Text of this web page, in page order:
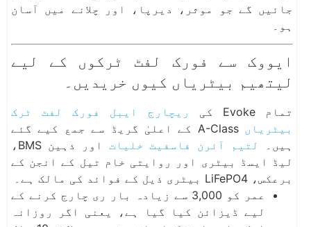
جائیں گے جو موثر، دیرپا، اور چلانے میں آسان
ہو۔
ایووک سے فورک لفٹ ٹرکوں کے لیے
لیتھیم بیٹریاں کیوں خریدیں۔
تمام Evoke کی
ریچارج ایبل فورک لفٹ ٹرک
بیٹریاں
A-Class کے اعلیٰ گریڈ سے جمع کیے گئے
ہیں۔
لتیم آئرن فاسفیٹ خلیات
اور ذہین BMS،
لیڈ ایسڈ بیٹری اور روایتی خام تیل کے انجن کے
برعکس، LiFePO4 بیٹری ذیل کے فوائد کی مالک ہے۔
عمر کو 3,000 سے زیادہ بار ری چارج کرنے کے
لیے ڈیزائن کیا گیا ہے، یعنی اگر روزانہ